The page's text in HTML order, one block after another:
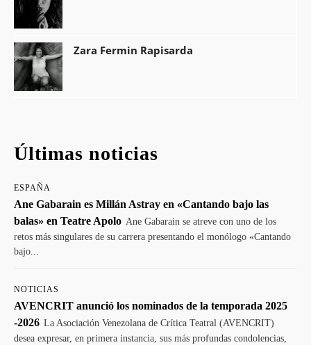
Zara Fermin Rapisarda
Últimas noticias
ESPAÑA
Ane Gabarain es Millán Astray en «Cantando bajo las
balas» en Teatre Apolo Ane Gabarain se atreve con uno de los
retos más singulares de su carrera presentando el monólogo «Cantando
bajo...
NOTICIAS
AVENCRIT anunció los nominados de la temporada 2025
-2026 La Asociación Venezolana de Crítica Teatral (AVENCRIT)
desea expresar, en primera instancia, sus más profundas condolencias,